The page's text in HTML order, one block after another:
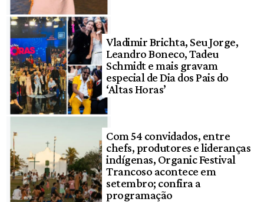
Vladimir Brichta, Seu Jorge,
Leandro Boneco, Tadeu
Schmidt e mais gravam
especial de Dia dos Pais do
‘Altas Horas’
Com 54 convidados, entre
chefs, produtores e lideranças
indígenas, Organic Festival
Trancoso acontece em
setembro; confira a
programação